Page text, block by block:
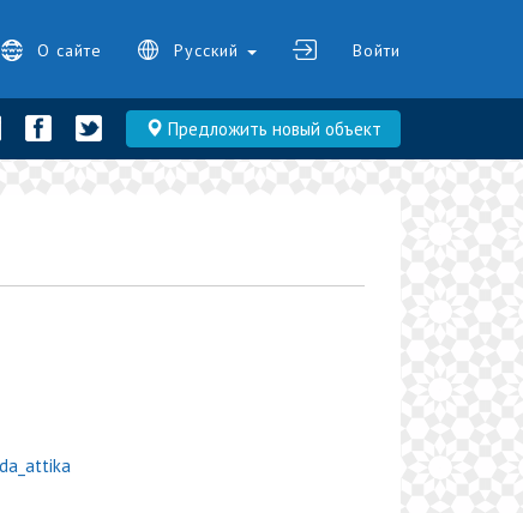
О сайте Русский Войти
Предложить новый объект